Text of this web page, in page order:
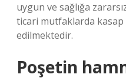
uygun ve sağlığa
ticari mutfaklarda
edilmektedir.
Poşetin